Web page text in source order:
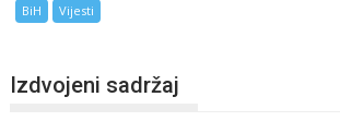
BiH Vijesti
Izdvojeni sadržaj